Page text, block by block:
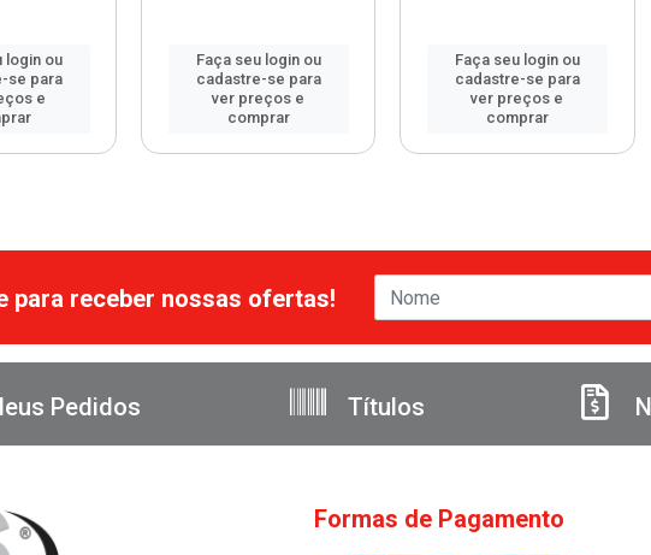
login ou
se para
e
Faça seu login ou
cadastre-se para
ver preços e
comprar
Faça seu login ou
cadastre-se para
ver preços e
comprar
para receber nossas ofertas!
Pedidos Títulos
Formas de Pagamento